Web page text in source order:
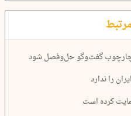
چارچوب گفت‌وگو حل‌وفصل شود
را ندارد
کرده است